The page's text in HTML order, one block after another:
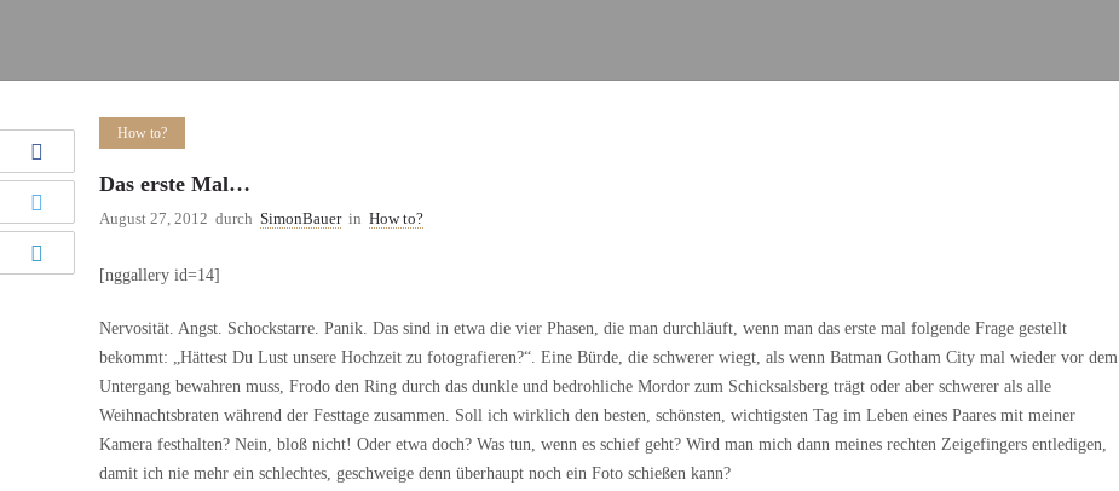
How to?
Das erste Mal…
August 27, 2012 durch SimonBauer in How to?
[nggallery id=14]
Nervosität. Angst. Schockstarre. Panik. Das sind in etwa die vier Phasen, die man durchläuft, wenn man das erste mal folgende Frage gestellt
bekommt: „Hättest Du Lust unsere Hochzeit zu fotografieren?“. Eine Bürde, die schwerer wiegt, als wenn Batman Gotham City mal wieder vor dem
Untergang bewahren muss, Frodo den Ring durch das dunkle und bedrohliche Mordor zum Schicksalsberg trägt oder aber schwerer als alle
Weihnachtsbraten während der Festtage zusammen. Soll ich wirklich den besten, schönsten, wichtigsten Tag im Leben eines Paares mit meiner
Kamera festhalten? Nein, bloß nicht! Oder etwa doch? Was tun, wenn es schief geht? Wird man mich dann meines rechten Zeigefingers entledigen,
damit ich nie mehr ein schlechtes, geschweige denn überhaupt noch ein Foto schießen kann?